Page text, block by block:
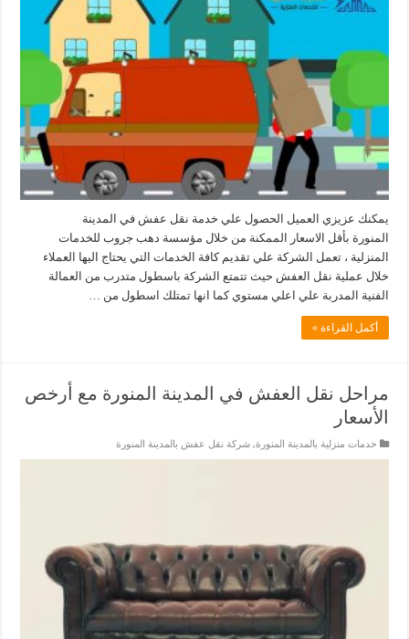
يمكنك عزيزي العميل الحصول علي خدمة نقل عفش في المدينة
المنورة بأقل الاسعار الممكنة من خلال مؤسسة دهب جروب للخدمات
المنزلية ، تعمل الشركة علي تقديم كافة الخدمات التي يحتاج اليها العملاء
خلال عملية نقل العفش حيث تتمتع الشركة باسطول متدرب من العمالة
الفنية المدربة علي اعلي مستوي كما انها تمتلك اسطول من …
أكمل القراءة »
مراحل نقل العفش في المدينة المنورة مع أرخص
الأسعار
خدمات منزلية بالمدينة المنورة,شركة نقل عفش بالمدينة المنورة